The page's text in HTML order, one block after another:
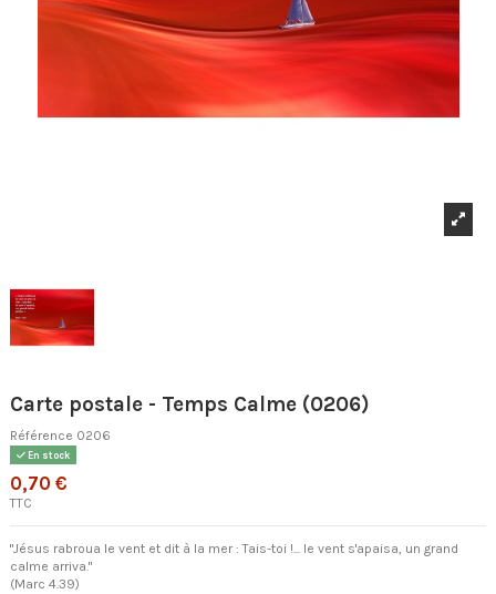
Carte postale - Temps Calme (0206)
Référence 0206
En stock
0,70 €
TTC
"Jésus rabroua le vent et dit à la mer : Tais-toi !... le vent s'apaisa, un grand
calme arriva."
(Marc 4.39)